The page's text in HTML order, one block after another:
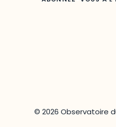
© 2026 Observatoire